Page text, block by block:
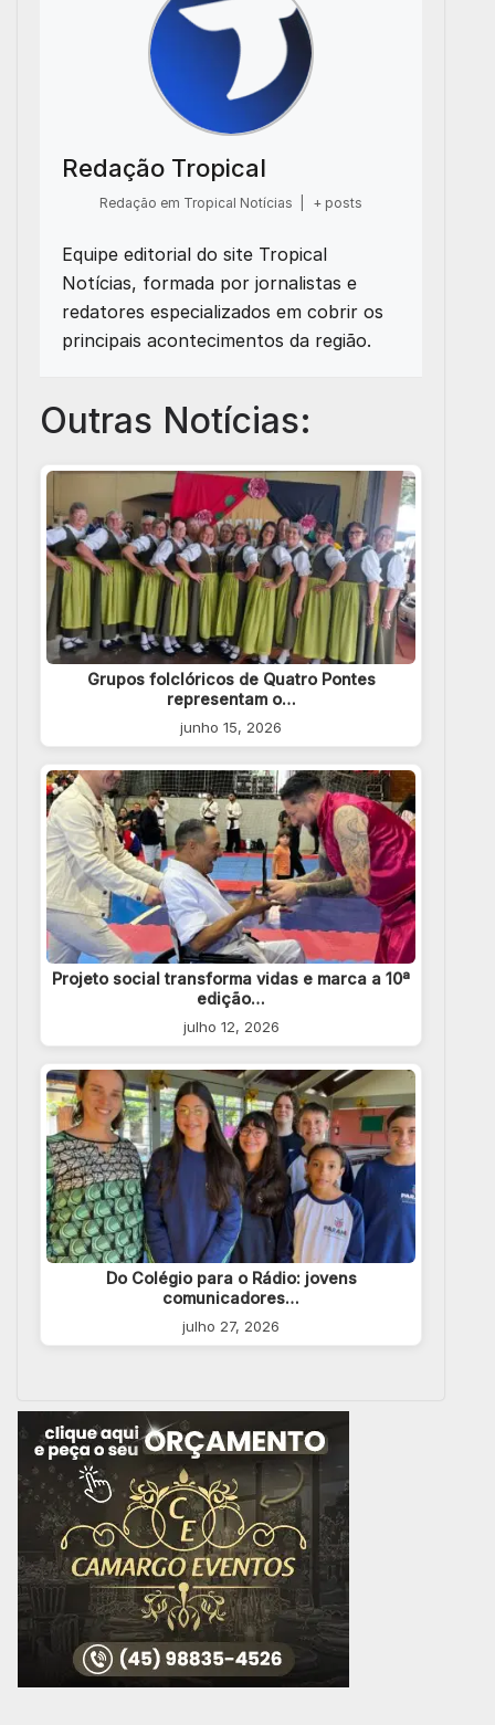
Redação Tropical
Redação em Tropical Notícias + posts
Equipe editorial do site Tropical
Notícias, formada por jornalistas e
redatores especializados em cobrir os
principais acontecimentos da região.
Outras Notícias:
Grupos folclóricos de Quatro Pontes
representam o…
junho 15, 2026
Projeto social transforma vidas e marca a 10ª
edição…
julho 12, 2026
Do Colégio para o Rádio: jovens
comunicadores…
julho 27, 2026